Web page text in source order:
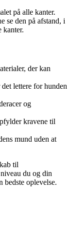
på alle kanter.
se den på afstand, i
kanter.
der kan
lettere for hunden
og
kravene til
mund uden at
til
du og din
bedste oplevelse.